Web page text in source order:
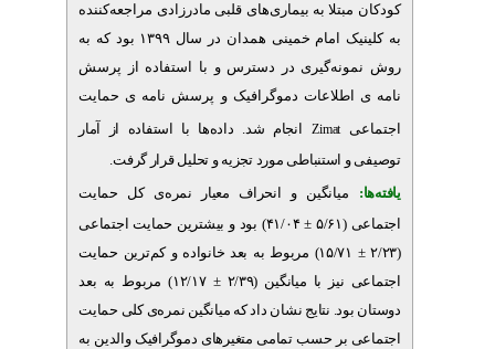
به بیماری‌های قلبی مادرزادی مراجعه‌کننده
به کلینیک امام خمینی همدان در سال ۱۳۹۹ بود که به
در دسترس و با استفاده از پرسش
دموگرافیک و پرسش نامه ی حمایت
انجام شد. داده‌ها با استفاده از آمار
مورد تجزیه و تحلیل قرار گرفت.
میانگین و انحراف معیار نمره‌ی کل حمایت
۴۱/۰۴) بود و بیشترین حمایت اجتماعی
۱۵/۷۱) مربوط به بعد خانواده و کم‌ترین حمایت
±
۱۲/۱۷) مربوط به بعد
نتایج نشان‌ داد که میانگین نمره‌ی کلی حمایت
بر حسب تمامی متغیرهای دموگرافیک والدین به